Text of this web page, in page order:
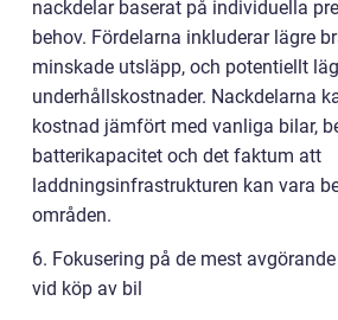
nackdelar baserat på individuella
behov. Fördelarna inkluderar lägre
minskade utsläpp, och potentiellt
underhållskostnader. Nackdelarna
kostnad jämfört med vanliga bilar,
batterikapacitet och det faktum att
laddningsinfrastrukturen kan vara
områden.
6. Fokusering på de mest
vid köp av bil